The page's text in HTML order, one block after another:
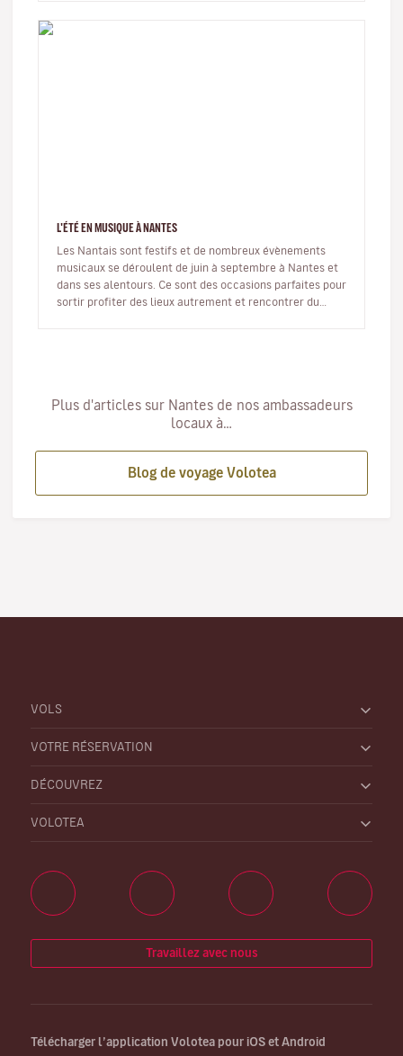
L'ÉTÉ EN MUSIQUE À NANTES
Les Nantais sont festifs et de nombreux évènements
musicaux se déroulent de juin à septembre à Nantes et
dans ses alentours. Ce sont des occasions parfaites pour
sortir profiter des lieux autrement et rencontrer du
Plus d'articles sur Nantes de nos ambassadeurs
locaux à…
Blog de voyage Volotea
VOLS
VOTRE RÉSERVATION
DÉCOUVREZ
VOLOTEA
Travaillez avec nous
Télécharger l’application Volotea pour iOS et Android